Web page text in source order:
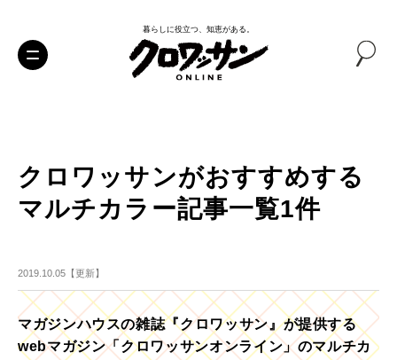
暮らしに役立つ、知恵がある。
クロワッサンがおすすめする
マルチカラー記事一覧1件
2019.10.05【更新】
マガジンハウスの雑誌『クロワッサン』が提供する
webマガジン「クロワッサンオンライン」のマルチカ